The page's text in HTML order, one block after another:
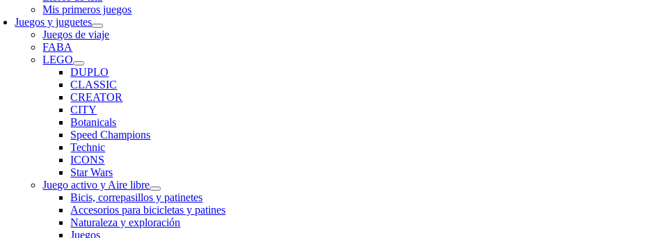
Mis primeros juegos
Juegos y juguetes
Juegos de viaje
FABA
LEGO
DUPLO
CLASSIC
CREATOR
CITY
Botanicals
Speed Champions
Technic
ICONS
Star Wars
Juego activo y Aire libre
Bicis, correpasillos y patinetes
Accesorios para bicicletas y patines
Naturaleza y exploración
Juegos